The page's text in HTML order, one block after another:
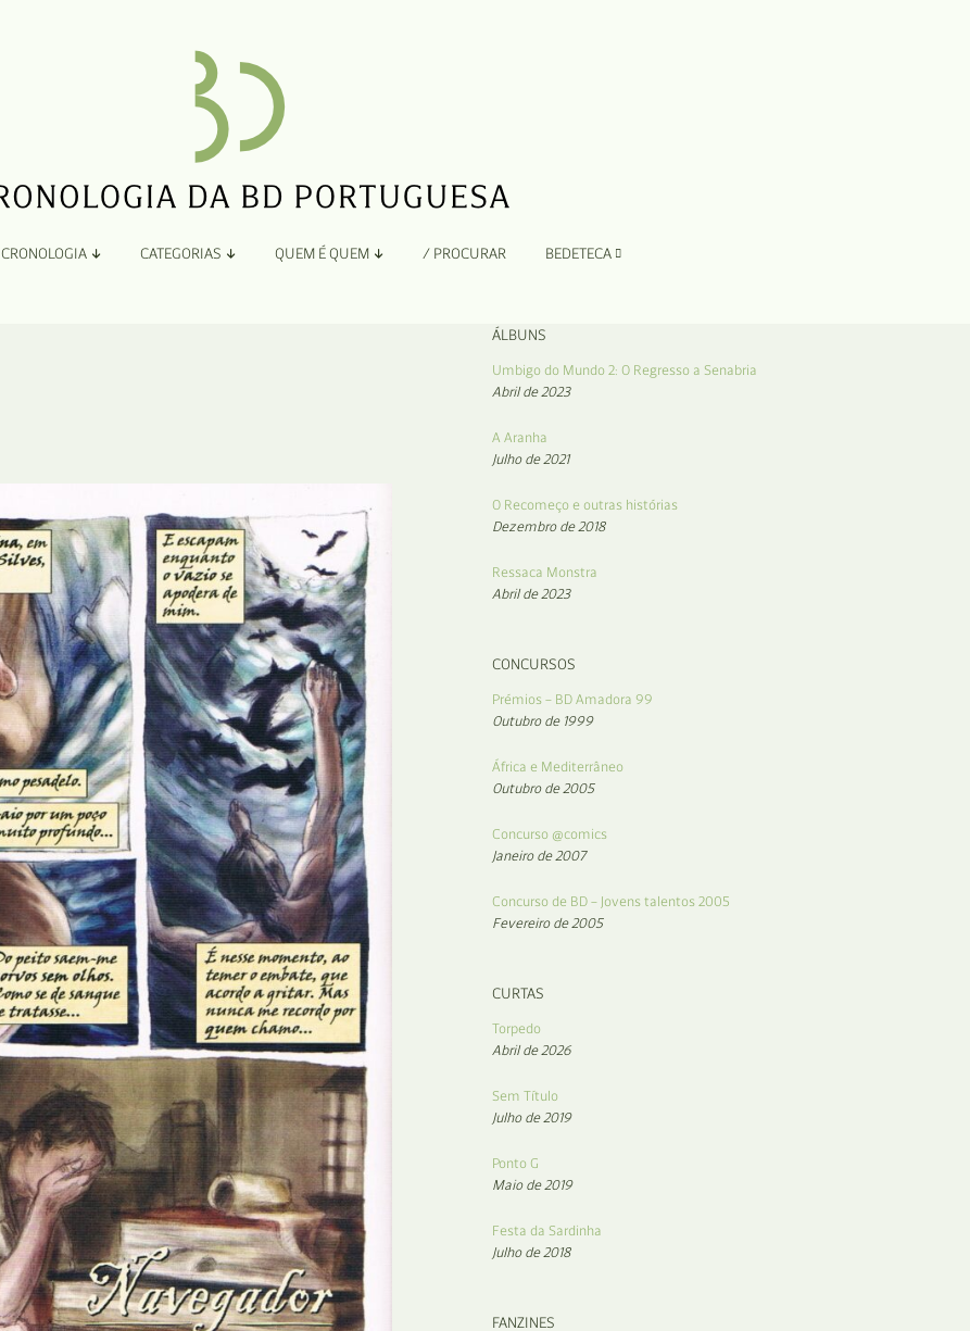
CRONOLOGIA CATEGORIAS
Bolsas
Colóquios
Concursos
Curtas
Edição Digital
Edição Portuguesa
Exposições e Eventos
Fanzines
Festivais e Salões
Formação
Internacional
Estudos
Óbitos
Para BD
Publicação Original
Prémios
QUEM É QUEM / PROCURAR BEDETECA
ÁLBUNS
Umbigo do Mundo 2: O Regresso a Senabria
Abril de 2023
A Aranha
Julho de 2021
O Recomeço e outras histórias
Dezembro de 2018
Ressaca Monstra
Abril de 2023
CONCURSOS
Prémios – BD Amadora 99
Outubro de 1999
África e Mediterrâneo
Outubro de 2005
Concurso @comics
Janeiro de 2007
Concurso de BD – Jovens talentos 2005
Fevereiro de 2005
CURTAS
Torpedo
Abril de 2026
Sem Título
Julho de 2019
Ponto G
Maio de 2019
Festa da Sardinha
Julho de 2018
FANZINES